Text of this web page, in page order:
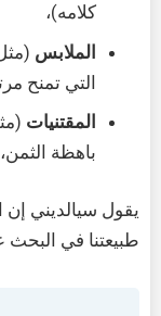
كلامه)،
الملابس
التي تمنح
المقتنيات
باهظة
يقول سيالديني
طبيعتنا في البحث